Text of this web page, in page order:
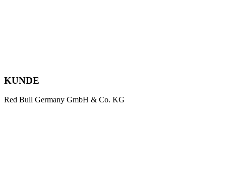
KUNDE
Red Bull Germany GmbH & Co. KG